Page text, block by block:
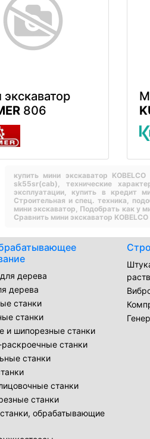
806
купить мини экскаватор
sk55sr(cab), технические
эксплуатации, купить в кредит
Строительная и спец. техника,
мини экскаватор, Подобрать как у
Сравнить мини экскаватор
дерева
дерева
станки
станки
и шипорезные станки
станки
станки
станки
станки
обрабатывающие